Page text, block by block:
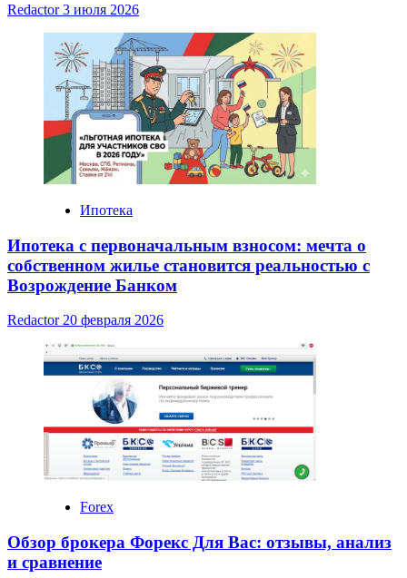
Redactor3 июля 2026
Ипотека
Ипотека с первоначальным взносом: мечта о
собственном жилье становится реальностью с
Возрождение Банком
Redactor 20 февраля 2026
Forex
Обзор брокера Форекс Для Вас: отзывы, анализ
и сравнение